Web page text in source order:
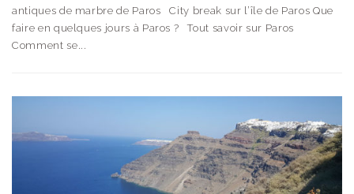
antiques de marbre de Paros City break sur l’île de Paros Que
faire en quelques jours à Paros ? Tout savoir sur Paros
Comment se...